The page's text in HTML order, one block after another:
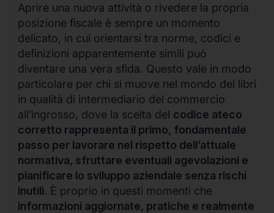
Aprire una nuova attività o rivedere la propria
posizione fiscale è sempre un momento
delicato, in cui orientarsi tra norme, codici e
definizioni apparentemente simili può
diventare una vera sfida. Questo vale in modo
particolare per chi si muove nel mondo dei libri
in qualità di intermediario del commercio
all’ingrosso, dove la scelta del codice ateco
corretto rappresenta il primo, fondamentale
passo per lavorare nel rispetto dell’attuale
normativa, sfruttare eventuali agevolazioni e
pianificare lo sviluppo aziendale senza rischi
inutili. È proprio in questi momenti che
informazioni aggiornate, pratiche e realmente